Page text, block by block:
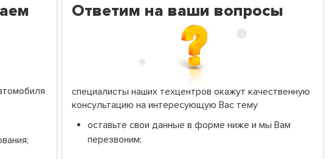
Ответим на ваши вопросы
специалисты наших техцентров окажут качественную
консультацию на интересующую Вас тему
оставьте свои данные в форме ниже и мы Вам
перезвоним;